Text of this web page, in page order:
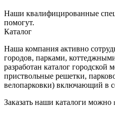
Наши квалифицированные
помогут.
Каталог
Наша компания активно
городов, парками,
разработан каталог городской
приствольные решетки,
велопарковки) включающий в
Заказать наши каталоги можно